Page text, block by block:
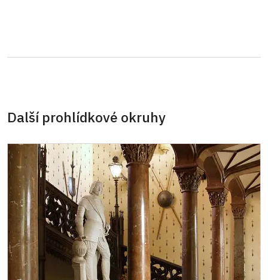
Další prohlídkové okruhy